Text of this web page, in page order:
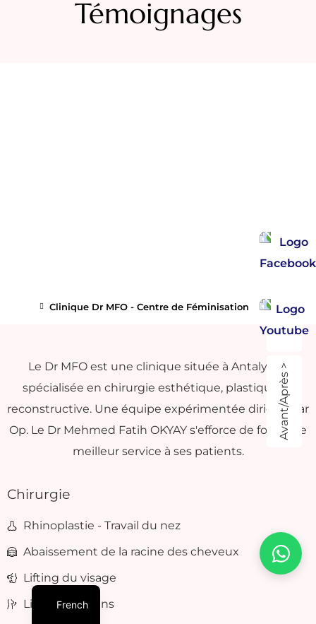
Témoignages
Clinique Dr MFO - Centre de Féminisation
Le Dr MFO est une clinique située à Antalya et
spécialisée en chirurgie esthétique, plastique et
reconstructive. Une équipe expérimentée dirigée par
Op. Le Dr Mehmed Fatih OKYAY s'efforce de fournir le
meilleur service à ses patients.
Chirurgie
Rhinoplastie - Travail du nez
Abaissement de la racine des cheveux
Lifting du visage
Lifting des seins
Avant/Après >
French